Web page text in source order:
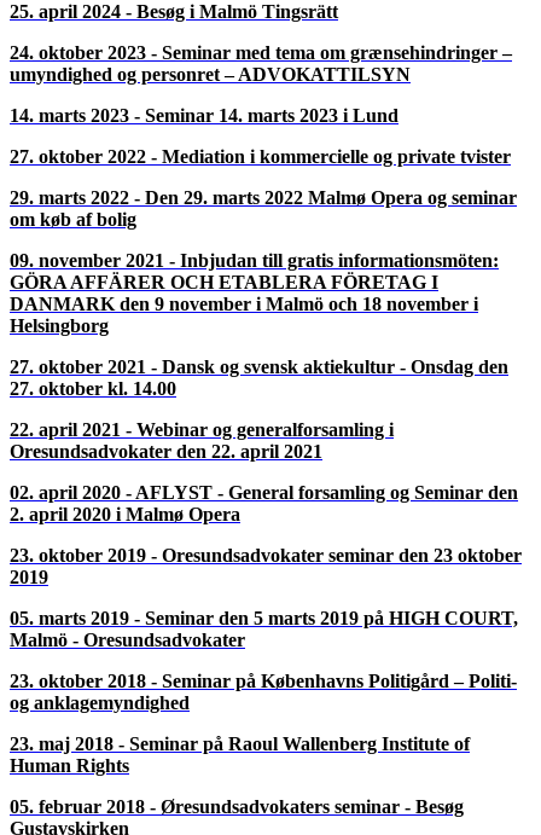
25. april 2024 - Besøg i Malmö Tingsrätt
24. oktober 2023 - Seminar med tema om grænsehindringer –
umyndighed og personret – ADVOKATTILSYN
14. marts 2023 - Seminar 14. marts 2023 i Lund
27. oktober 2022 - Mediation i kommercielle og private tvister
29. marts 2022 - Den 29. marts 2022 Malmø Opera og seminar
om køb af bolig
09. november 2021 - Inbjudan till gratis informationsmöten:
GÖRA AFFÄRER OCH ETABLERA FÖRETAG I
DANMARK den 9 november i Malmö och 18 november i
Helsingborg
27. oktober 2021 - Dansk og svensk aktiekultur - Onsdag den
27. oktober kl. 14.00
22. april 2021 - Webinar og generalforsamling i
Oresundsadvokater den 22. april 2021
02. april 2020 - AFLYST - General forsamling og Seminar den
2. april 2020 i Malmø Opera
23. oktober 2019 - Oresundsadvokater seminar den 23 oktober
2019
05. marts 2019 - Seminar den 5 marts 2019 på HIGH COURT,
Malmö - Oresundsadvokater
23. oktober 2018 - Seminar på Københavns Politigård – Politi-
og anklagemyndighed
23. maj 2018 - Seminar på Raoul Wallenberg Institute of
Human Rights
05. februar 2018 - Øresundsadvokaters seminar - Besøg
Gustavskirken